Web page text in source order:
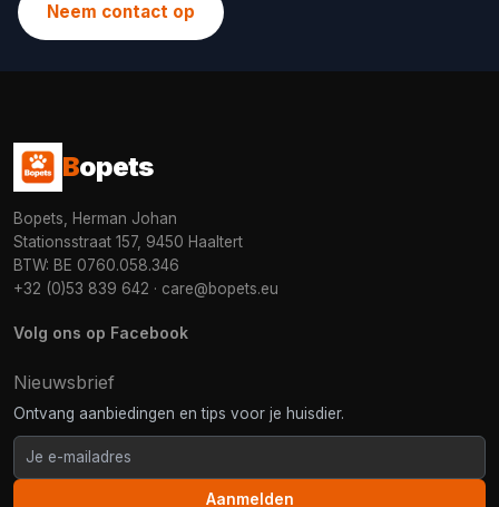
Neem contact op
Bopets
Bopets, Herman Johan
Stationsstraat 157, 9450 Haaltert
BTW: BE 0760.058.346
+32 (0)53 839 642 · care@bopets.eu
Volg ons op Facebook
Nieuwsbrief
Ontvang aanbiedingen en tips voor je huisdier.
Aanmelden